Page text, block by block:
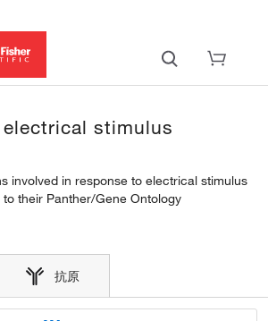
stimulus
involved in response to electrical stimulus
their Panther/Gene Ontology
抗原